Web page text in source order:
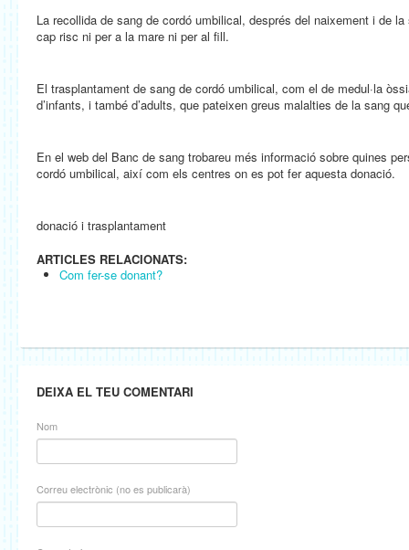
La recollida de sang de cordó umbilical, després del naixement i de
cap risc ni per a la mare ni per al fill.
El trasplantament de sang de cordó umbilical, com el de medul·la
d’infants, i també d’adults, que pateixen greus malalties de la sang
En el web del Banc de sang trobareu més informació sobre quines
cordó umbilical, així com els centres on es pot fer aquesta donació.
donació i trasplantament
ARTICLES RELACIONATS:
Com fer-se donant?
DEIXA EL TEU COMENTARI
Nom
Correu electrònic (no es publicarà)